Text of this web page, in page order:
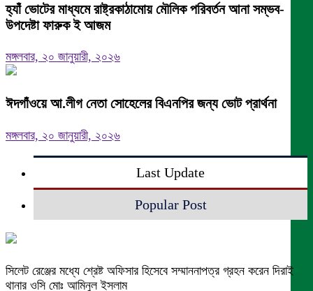
হ্যাঁ ভোটের মাধ্যমে রাষ্ট্রকাঠামোয় মৌলিক পরিবর্তন আনা সম্ভব-
উপদেষ্টা ফারুক ই আজম
মঙ্গলবার, ২০ জানুয়ারী, ২০২৬
ঈদগাঁওয়ে আ.লীগ নেতা সোহেলের বিএনপির জন্য ভোট প্রার্থনা
মঙ্গলবার, ২০ জানুয়ারী, ২০২৬
Last Update
Popular Post
সিলেট রেঞ্জের মধ্যে শ্রেষ্ট অফিসার হিসেবে সম্মাননাপত্র গ্রহন করেন দিরাই
থানার ওসি মোঃ আমিনুল ইসলাম